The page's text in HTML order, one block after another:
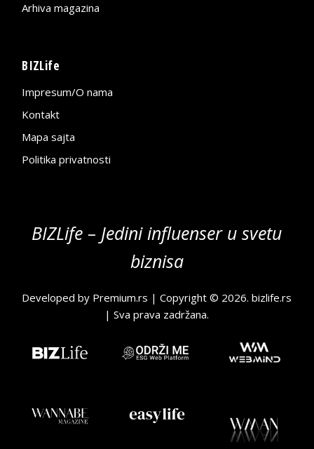
Arhiva magazina
BIZLife
Impresum/O nama
Kontakt
Mapa sajta
Politika privatnosti
BIZLife – Jedini influenser u svetu
biznisa
Developed by Premium.rs | Copyright © 2026.bizlife.rs
| Sva prava zadržana.